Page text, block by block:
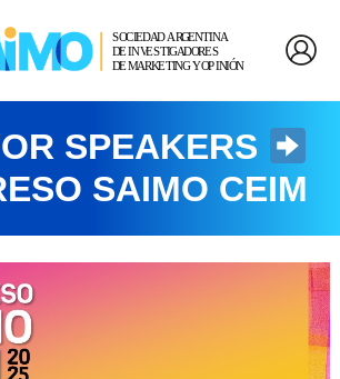
SPEAKERS
SAIMO CEIM